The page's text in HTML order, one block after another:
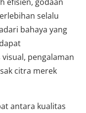
selalu
bahaya yang
pengalaman
citra merek
antara kualitas